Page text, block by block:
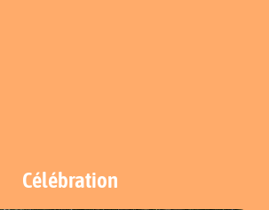
Célébration